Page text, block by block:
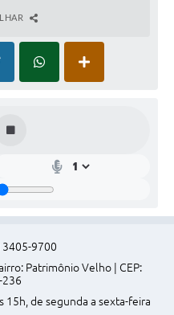
3405-9700
Patrimônio Velho | CEP:
236
15h, de segunda a sexta-feira